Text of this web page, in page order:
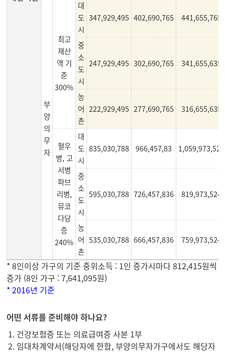
부
양
의
무
자
최고
재산
액 기
준
300%
대
도
시
347,929,495 402,690,765 441,655,765
중
소
도
시
247,929,495 302,690,765 341,655,635
농
어
촌
222,929,495 277,690,765 316,655,635
혈우
병, 고
서병
파브
리병,
뮤코
다당
증
240%
대
도
시
835,030,788 966,457,83 1,059,973,524
중
소
도
시
595,030,788 726,457,836 819,973,524
농
어
촌
535,030,788 666,457,836 759,973,524
* 8인이상 가구의 기준 중위소득 : 1인 증가시마다 812,415원씩
증가 (8인 가구 : 7,641,095원)
* 2016년 기준
어떤 서류를 준비해야 하나요?
건강보험증 또는 의료급여증 사본 1부
임대차계약서(해당자에 한함, 부양의무자가구에서도 해당자